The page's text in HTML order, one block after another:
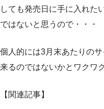
しても発売日に手に入れた
ではないと思うので・・・
個人的には3月末あたりの
来るのではないかとワクワ
【関連記事】